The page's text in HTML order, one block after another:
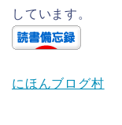
しています。
にほんブログ村